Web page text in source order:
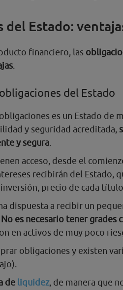
del Estado:
financiero, las
.
del Estado
es un Estado de
y seguridad acreditada,
y segura.
acceso, desde el
recibirán del Estado,
precio de cada
dispuesta a recibir un
No es necesario tener grades
en activos de muy poco
obligaciones y existen
de liquidez, de manera que